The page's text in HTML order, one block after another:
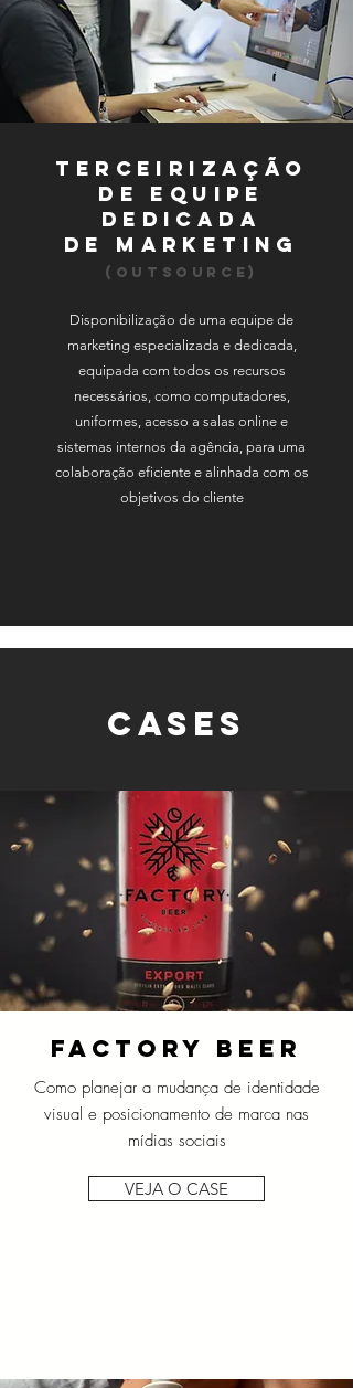
terceirização
de Equipe
Dedicada
de Marketing
(Outsource)
Disponibilização de uma equipe de
marketing especializada e dedicada,
equipada com todos os recursos
necessários, como computadores,
uniformes, acesso a salas online e
sistemas internos da agência, para uma
colaboração eficiente e alinhada com os
objetivos do cliente
cases
FACTORY BEER
Como planejar a mudança de identidade
visual e posicionamento de marca nas
mídias sociais
VEJA O CASE